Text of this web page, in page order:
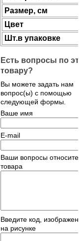
Размер, см
Цвет
Шт.в упаковке
Есть вопросы по
товару?
Вы можете задать нам
вопрос(ы) с помощью
следующей формы.
Ваше имя
E-mail
Ваши вопросы
товара
Введите код,
на рисунке